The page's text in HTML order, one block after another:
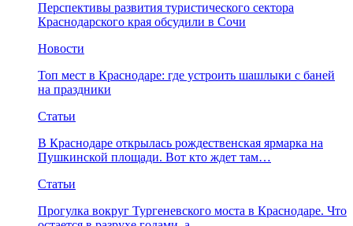
Перспективы развития туристического сектора
Краснодарского края обсудили в Сочи
Новости
Топ мест в Краснодаре: где устроить шашлыки с баней
на праздники
Статьи
В Краснодаре открылась рождественская ярмарка на
Пушкинской площади. Вот кто ждет там…
Статьи
Прогулка вокруг Тургеневского моста в Краснодаре. Что